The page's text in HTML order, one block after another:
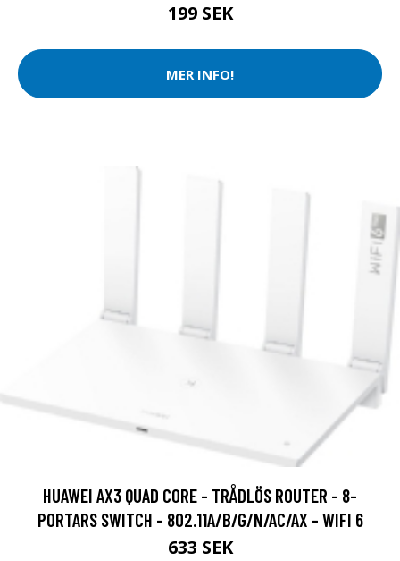
199 SEK
MER INFO!
HUAWEI AX3 QUAD CORE - TRÅDLÖS ROUTER - 8-
PORTARS SWITCH - 802.11A/B/G/N/AC/AX - WIFI 6
633 SEK